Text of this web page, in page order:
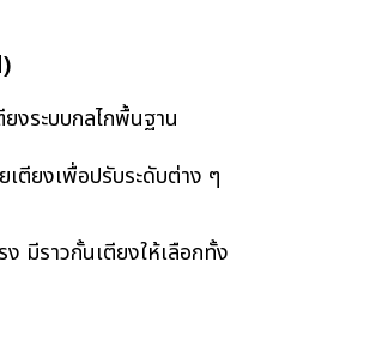
งระบบกลไกพื้นฐาน
ตียงเพื่อปรับระดับต่าง ๆ
มีราวกั้นเตียงให้เลือกทั้ง